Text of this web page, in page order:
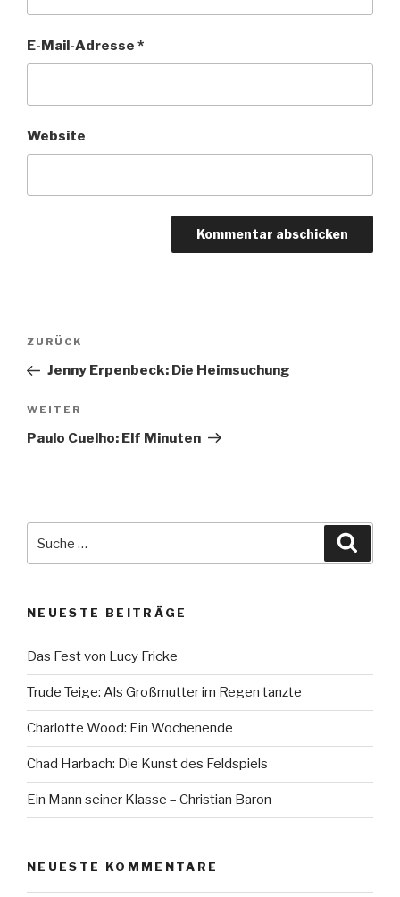
E-Mail-Adresse *
Website
Beitragsnavigation
Vorheriger
Beitrag
ZURÜCK
Jenny Erpenbeck: Die Heimsuchung
Nächster
Beitrag
WEITER
Paulo Cuelho: Elf Minuten
nach:
NEUESTE BEITRÄGE
Das Fest von Lucy Fricke
Trude Teige: Als Großmutter im Regen tanzte
Charlotte Wood: Ein Wochenende
Chad Harbach: Die Kunst des Feldspiels
Ein Mann seiner Klasse – Christian Baron
NEUESTE KOMMENTARE